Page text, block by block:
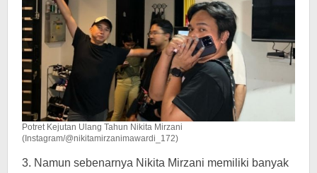
Potret Kejutan Ulang Tahun Nikita Mirzani
(Instagram/@nikitamirzanimawardi_172)
3. Namun sebenarnya Nikita Mirzani memiliki banyak